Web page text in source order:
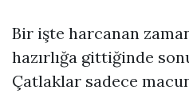
Bir işte harcanan
hazırlığa gittiğinde
Çatlaklar sadece